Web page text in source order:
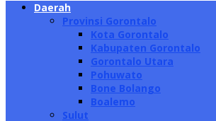
Daerah
Provinsi Gorontalo
Kota Gorontalo
Kabupaten Gorontalo
Gorontalo Utara
Pohuwato
Bone Bolango
Boalemo
Sulut